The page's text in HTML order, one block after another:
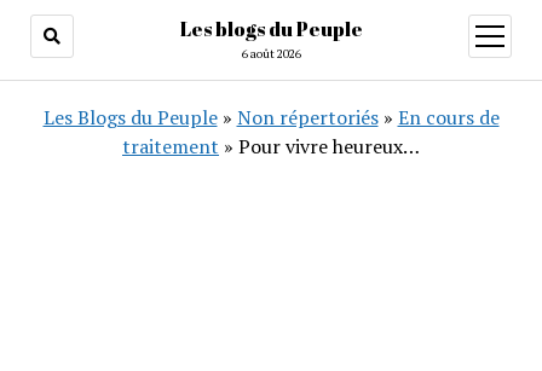
Les blogs du Peuple
6 août 2026
ouvrir
menu
Les Blogs du Peuple» Non répertoriés» En cours de
traitement » Pour vivre heureux…